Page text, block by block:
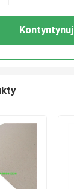
Kontyntynuj